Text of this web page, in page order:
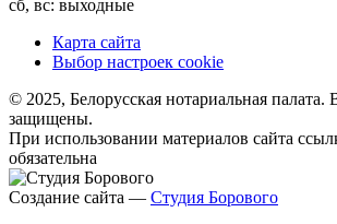
сб, вс: выходные
Карта сайта
Выбор настроек cookie
© 2025, Белорусская нотариальная палата.
защищены.
При использовании материалов сайта
обязательна
Создание сайта — Студия Борового